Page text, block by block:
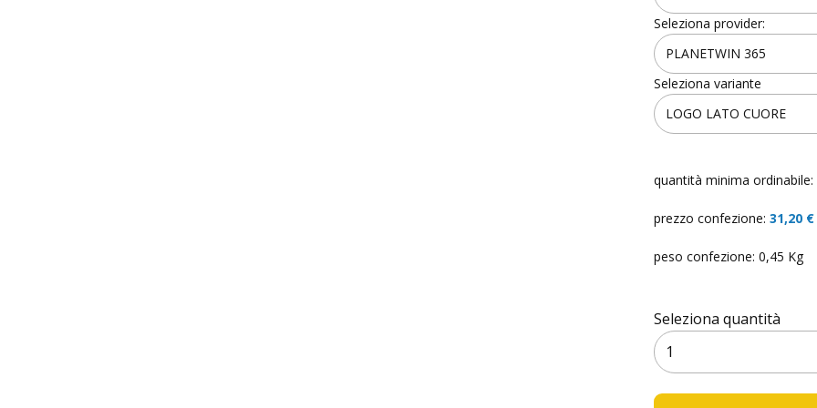
Seleziona provider:
Seleziona variante
quantità minima ordinabile:
prezzo confezione: 31,20 €
peso confezione: 0,45 Kg
Seleziona quantità